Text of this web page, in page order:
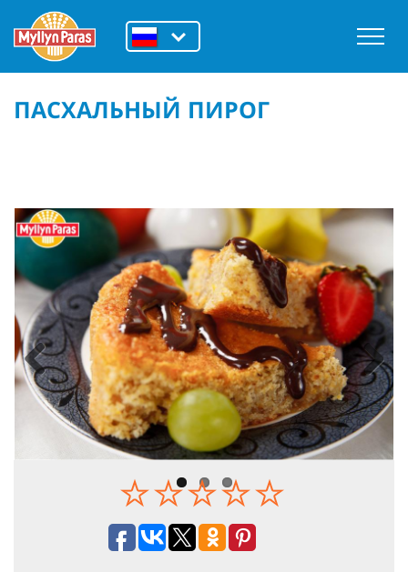
ПАСХАЛЬНЫЙ ПИРОГ
Previous Next